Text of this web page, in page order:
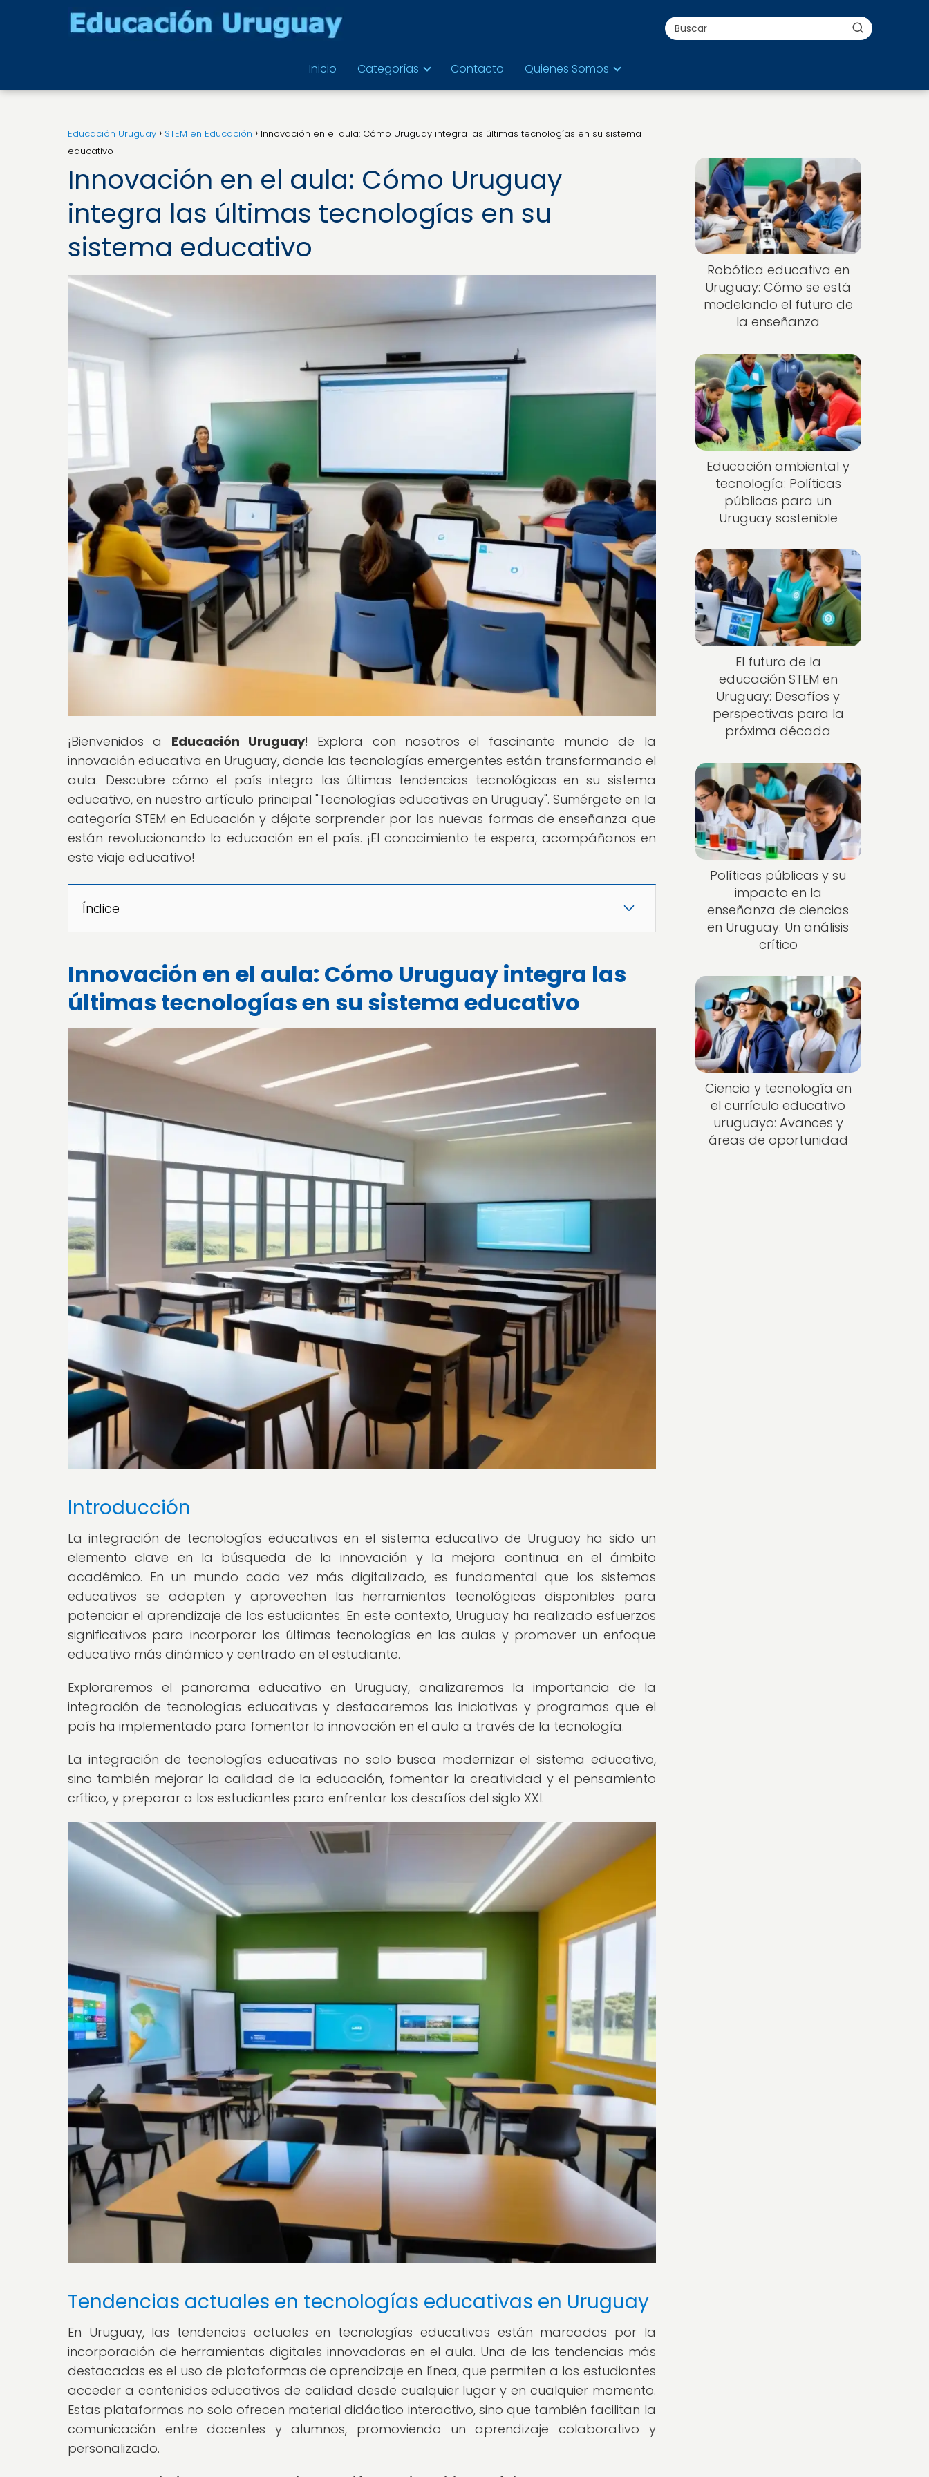
Inicio Categorías Contacto Quienes Somos
Educación Uruguay STEM en Educación
Innovación en el aula: Cómo Uruguay integra las últimas tecnologías en su sistema
educativo
Innovación en el aula: Cómo Uruguay
integra las últimas tecnologías en su
sistema educativo
¡Bienvenidos a Educación Uruguay! Explora con nosotros el fascinante mundo de la
innovación educativa en Uruguay, donde las tecnologías emergentes están transformando el
aula. Descubre cómo el país integra las últimas tendencias tecnológicas en su sistema
educativo, en nuestro artículo principal "Tecnologías educativas en Uruguay". Sumérgete en la
categoría STEM en Educación y déjate sorprender por las nuevas formas de enseñanza que
están revolucionando la educación en el país. ¡El conocimiento te espera, acompáñanos en
este viaje educativo!
Índice
Innovación en el aula: Cómo Uruguay integra las
últimas tecnologías en su sistema educativo
Introducción
La integración de tecnologías educativas en el sistema educativo de Uruguay ha sido un
elemento clave en la búsqueda de la innovación y la mejora continua en el ámbito
académico. En un mundo cada vez más digitalizado, es fundamental que los sistemas
educativos se adapten y aprovechen las herramientas tecnológicas disponibles para
potenciar el aprendizaje de los estudiantes. En este contexto, Uruguay ha realizado esfuerzos
significativos para incorporar las últimas tecnologías en las aulas y promover un enfoque
educativo más dinámico y centrado en el estudiante.
Exploraremos el panorama educativo en Uruguay, analizaremos la importancia de la
integración de tecnologías educativas y destacaremos las iniciativas y programas que el
país ha implementado para fomentar la innovación en el aula a través de la tecnología.
La integración de tecnologías educativas no solo busca modernizar el sistema educativo,
sino también mejorar la calidad de la educación, fomentar la creatividad y el pensamiento
crítico, y preparar a los estudiantes para enfrentar los desafíos del siglo XXI.
Tendencias actuales en tecnologías educativas en Uruguay
En Uruguay, las tendencias actuales en tecnologías educativas están marcadas por la
incorporación de herramientas digitales innovadoras en el aula. Una de las tendencias más
destacadas es el uso de plataformas de aprendizaje en línea, que permiten a los estudiantes
acceder a contenidos educativos de calidad desde cualquier lugar y en cualquier momento.
Estas plataformas no solo ofrecen material didáctico interactivo, sino que también facilitan la
comunicación entre docentes y alumnos, promoviendo un aprendizaje colaborativo y
personalizado.
Robótica educativa en
Uruguay: Cómo se está
modelando el futuro de
la enseñanza
Educación ambiental y
tecnología: Políticas
públicas para un
Uruguay sostenible
El futuro de la
educación STEM en
Uruguay: Desafíos y
perspectivas para la
próxima década
Políticas públicas y su
impacto en la
enseñanza de ciencias
en Uruguay: Un análisis
crítico
Ciencia y tecnología en
el currículo educativo
uruguayo: Avances y
áreas de oportunidad